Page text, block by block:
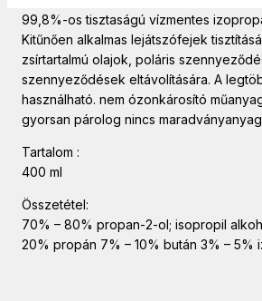
99,8%-os tisztaságú vízmentes
Kitűnően alkalmas lejátszófejek
zsírtartalmú olajok, poláris
szennyeződések eltávolítására. A
használható. nem ózonkárosító
gyorsan párolog nincs
Tartalom :
400 ml
Összetétel:
70% – 80% propan-2-ol; isopropil
20% propán 7% – 10% bután 3% – 5%